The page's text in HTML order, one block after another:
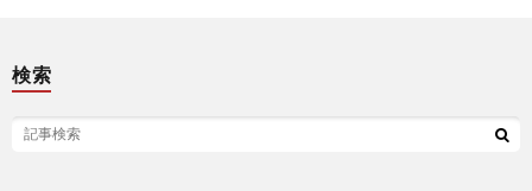
検索